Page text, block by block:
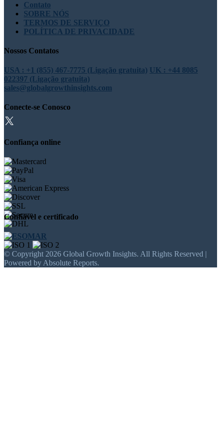
Contato
SOBRE NÓS
TERMOS DE SERVIÇO
POLÍTICA DE PRIVACIDADE
Nossos Contatos
USA : +1 (855) 467-7775 (Ligação gratuita) UK : +44 8085
022397 (Ligação gratuita)
sales@globalgrowthinsights.com
Conecte-se Conosco
Confiança online
Confiável e certificado
© Copyright 2026 Global Growth Insights. All Rights Reserved |
Powered by Absolute Reports.